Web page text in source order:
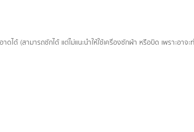
ได้ (สามารถซักได้ แต่ไม่แนะนำให้ใช้เครื่องซักผ้า หรือบิด เพราะอาจะ